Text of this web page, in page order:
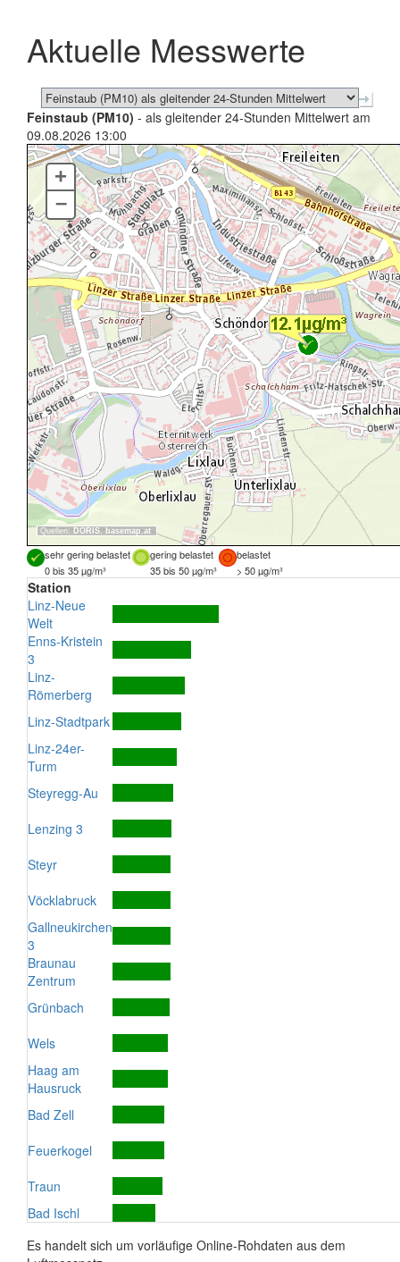
schließen
Aktuelle Messwerte
Feinstaub (PM10) - als gleitender 24-Stunden Mittelwert am
09.08.2026 13:00
Quellen: DORIS, basemap.at
+
–
sehr gering belastet gering belastet
belastet
0 bis 35 µg/m³
35 bis 50 µg/m³ > 50 µg/m³
Station
Linz-Neue
Welt
Enns-Kristein
3
Linz-
Römerberg
Linz-Stadtpark
Linz-24er-
Turm
Steyregg-Au
Lenzing 3
Steyr
Vöcklabruck
Gallneukirchen
3
Braunau
Zentrum
Grünbach
Wels
Haag am
Hausruck
Bad Zell
Feuerkogel
Traun
Bad Ischl
Es handelt sich um vorläufige Online-Rohdaten aus dem